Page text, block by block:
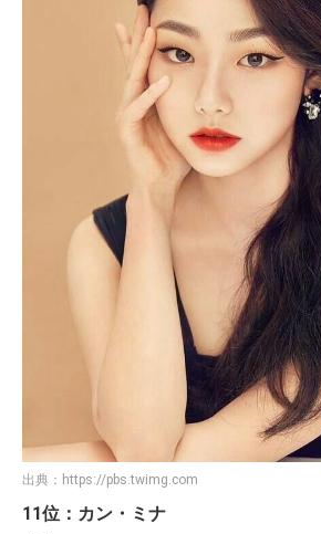
出典： https://pbs.twimg.com
11位：カン・ミナ